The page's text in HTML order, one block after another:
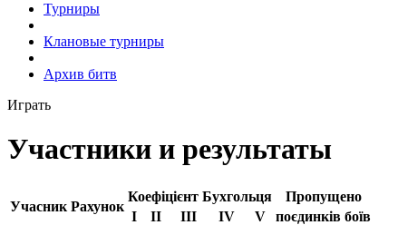
Турниры
Клановые турниры
Архив битв
Играть
Участники и результаты
Учасник Рахунок
Коефіцієнт Бухгольця
Пропущено
I
II III IV V поєдинків боїв